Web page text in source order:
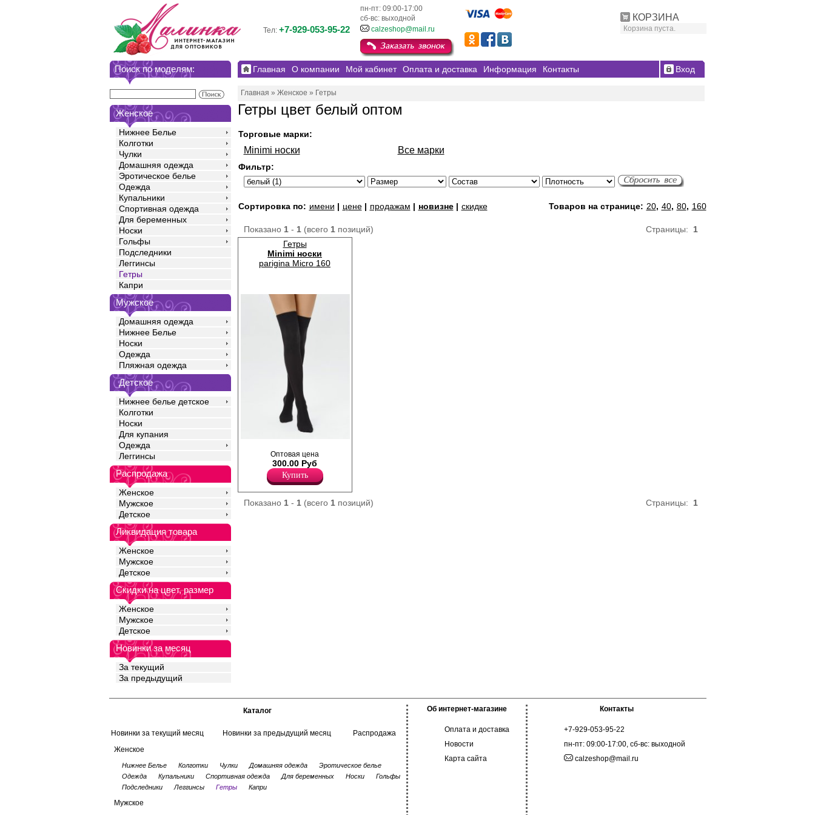
КОРЗИНА
Корзина пуста.
пн-пт: 09:00-17:00
сб-вс: выходной
Тел: +7-929-053-95-22 calzeshop@mail.ru
Поиск по моделям:
Женское
Нижнее Белье
Колготки
Чулки
Домашняя одежда
Эротическое белье
Одежда
Купальники
Спортивная одежда
Для беременных
Носки
Гольфы
Подследники
Леггинсы
Гетры
Капри
Мужское
Домашняя одежда
Нижнее Белье
Носки
Одежда
Пляжная одежда
Детское
Нижнее белье детское
Колготки
Носки
Для купания
Одежда
Леггинсы
Распродажа
Женское
Мужское
Детское
Ликвидация товара
Женское
Мужское
Детское
Скидки на цвет, размер
Женское
Мужское
Детское
Новинки за месяц
За текущий
За предыдущий
Главная О компании Мой кабинет Оплата и доставка Информация Контакты Вход
Главная » Женское » Гетры
Гетры цвет белый оптом
Торговые марки:
Minimi носки Все марки
Фильтр:
Сортировка по: имени | цене| продажам | новизне| скидке Товаров на странице: 20, 40, 80, 160
Страницы: 1
Показано 1- 1(всего 1позиций)
Гетры
Minimi носки
parigina Micro 160
Гольфины женские из мягкой микрофибры,
высокие, гладкие, плотные, облегают как
вторая кожа. Удобная широкая резинка
эффектно смотрится, создает
повышенный комфорт и обеспечивает
надежную фиксацию на ноге, а
укрепленный мысок делает гольфы еще
более прочными.
Плотность 160ден
Полиамид 90%
Эластан 10%
Оптовая цена
300.00 Руб
Купить
Страницы: 1
Показано 1- 1(всего 1позиций)
Каталог
Новинки за текущий месяц Новинки за предыдущий месяц
Распродажа
Женское
Нижнее Белье Колготки Чулки Домашняя одежда
Эротическое белье
Одежда
Купальники Спортивная одежда Для беременных Носки
Гольфы
Подследники
Леггинсы Гетры Капри
Мужское
Об интернет-магазине
Оплата и доставка
Новости
Карта сайта
Контакты
+7-929-053-95-22
пн-пт: 09:00-17:00, сб-вс: выходной
calzeshop@mail.ru